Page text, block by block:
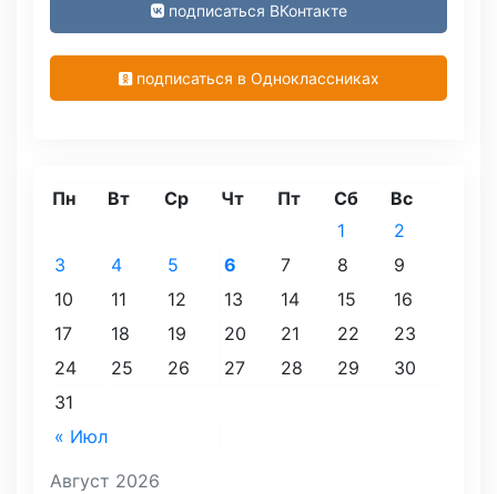
подписаться ВКонтакте
подписаться в Одноклассниках
Август 2026
Пн Вт Ср Чт Пт Сб Вс
« Июл
1
2
3
4 5 6 7 8
9
10
11 12 13 14 15
16
17
18 19 20 21 22
23
24
25 26 27 28 29
30
31